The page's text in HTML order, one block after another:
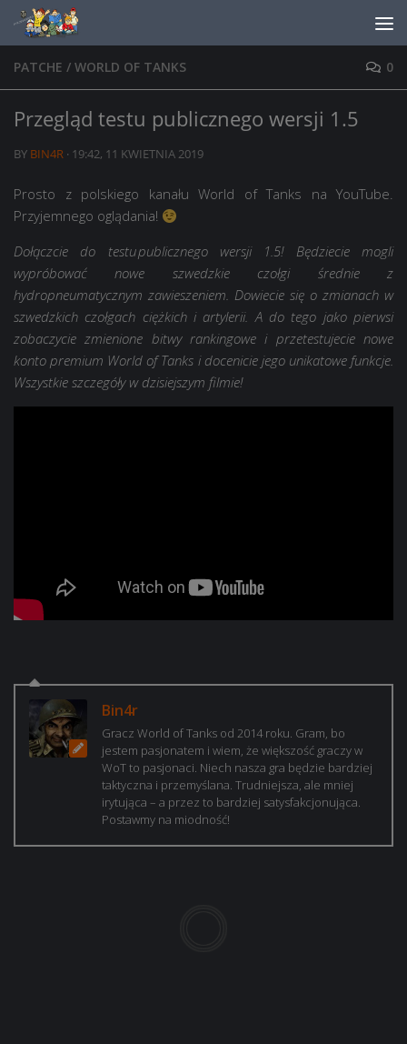
Skip to content
PATCHE / WORLD OF TANKS 0
Przegląd testu publicznego wersji 1.5
BY BIN4R · 19:42, 11 KWIETNIA 2019
Prosto z polskiego kanału World of Tanks na YouTube.
Przyjemnego oglądania!
Dołączcie do testu publicznego wersji 1.5! Będziecie mogli
wypróbować nowe szwedzkie czołgi średnie z
hydropneumatycznym zawieszeniem. Dowiecie się o zmianach w
szwedzkich czołgach ciężkich i artylerii. A do tego jako pierwsi
zobaczycie zmienione bitwy rankingowe i przetestujecie nowe
konto premium World of Tanks i docenicie jego unikatowe funkcje.
Wszystkie szczegóły w dzisiejszym filmie!
Bin4r
Gracz World of Tanks od 2014 roku. Gram, bo
jestem pasjonatem i wiem, że większość graczy w
WoT to pasjonaci. Niech nasza gra będzie bardziej
taktyczna i przemyślana. Trudniejsza, ale mniej
irytująca – a przez to bardziej satysfakcjonująca.
Postawmy na miodność!